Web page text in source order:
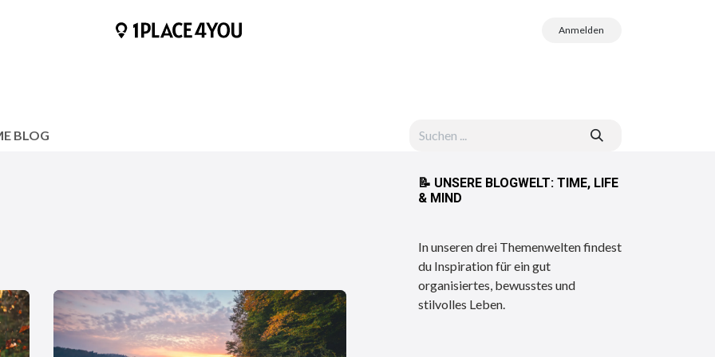
Anmelden
BLOG
📝 UNSERE BLOGWELT: TIME, LIFE
& MIND
In unseren drei Themenwelten findest
du Inspiration für ein gut
organisiertes, bewusstes und
stilvolles Leben.